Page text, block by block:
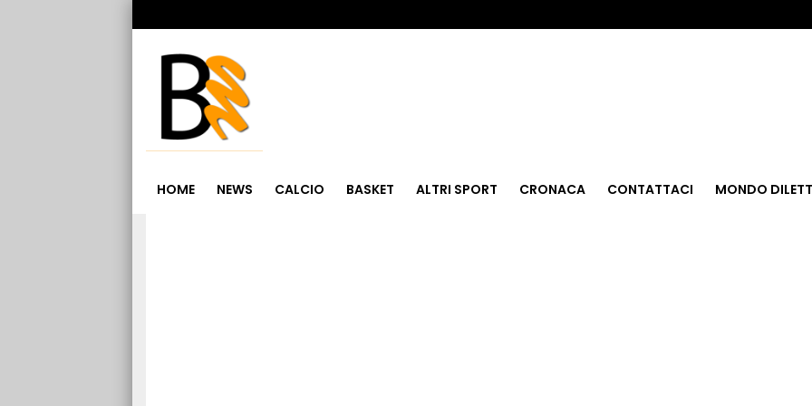
HOME NEWS CALCIO BASKET ALTRI SPORT CRONACA CONTATTACI MONDO